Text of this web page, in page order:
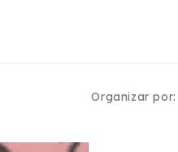
Organizar por: